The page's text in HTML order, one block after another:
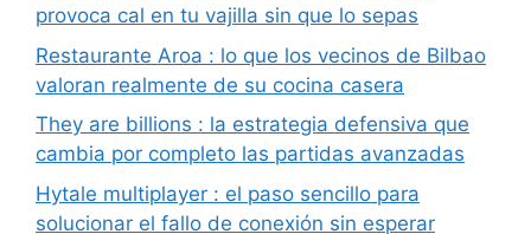
provoca cal en tu vajilla sin que lo sepas
Restaurante Aroa : lo que los vecinos de Bilbao
valoran realmente de su cocina casera
They are billions : la estrategia defensiva que
cambia por completo las partidas avanzadas
Hytale multiplayer : el paso sencillo para
solucionar el fallo de conexión sin esperar